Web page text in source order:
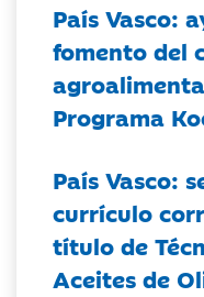
País Vasco:
fomento del
Programa
País Vasco:
currículo
título de
Aceites de